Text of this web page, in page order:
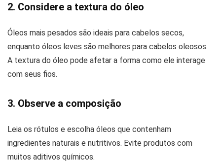
2. Considere a textura do óleo
Óleos mais pesados são ideais para cabelos secos,
enquanto óleos leves são melhores para cabelos oleosos.
A textura do óleo pode afetar a forma como ele interage
com seus fios.
3. Observe a composição
Leia os rótulos e escolha óleos que contenham
ingredientes naturais e nutritivos. Evite produtos com
muitos aditivos químicos.